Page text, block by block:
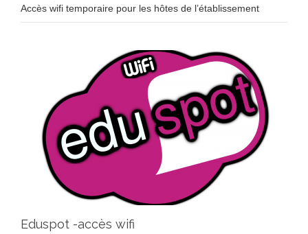
Accès wifi temporaire pour les hôtes de l’établissement
Eduspot -accès wifi